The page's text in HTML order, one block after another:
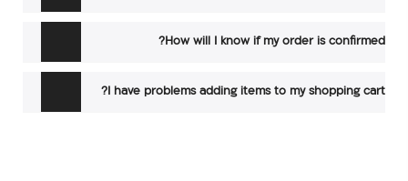
How will I know if my order is confirmed?
I have problems adding items to my shopping cart?